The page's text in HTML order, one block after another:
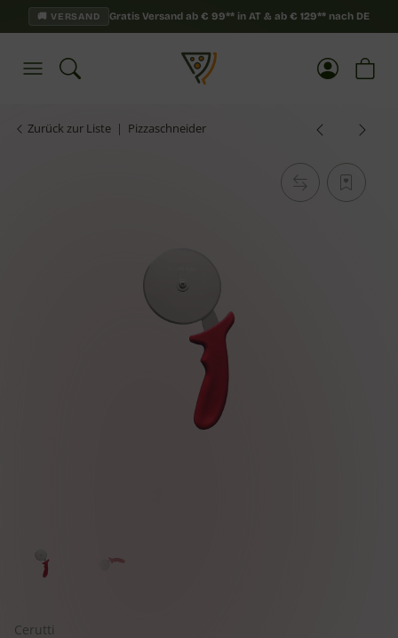
🚚 VERSAND Gratis Versand ab € 99** in AT & ab € 129** nach DE
Zurück zur Liste Pizzaschneider
Cerutti